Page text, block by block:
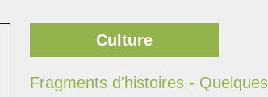
Culture
Fragments d'histoires -